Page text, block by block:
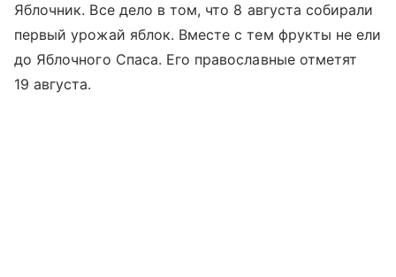
Яблочник. Все дело в том, что 8 августа собирали
первый урожай яблок. Вместе с тем фрукты не ели
до Яблочного Спаса. Его православные отметят
19 августа.